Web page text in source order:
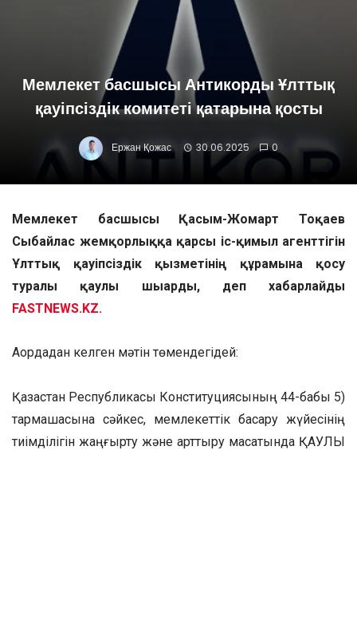
Мемлекет басшысы Антикорды Ұлттық
қауіпсіздік комитеті қатарына қосты
Ержан Қожас 30.06.2025 0
Мемлекет басшысы Қасым-Жомарт Тоқаев
Сыбайлас жемқорлыққа қарсы іс-қимыл агенттігін
Ұлттық қауіпсіздік қызметінің құрамына қосу
туралы қаулы шығарды, деп хабарлайды
FASTNEWS.KZ.
Ақордадан келген мәтін төмендегідей:
Қазақстан Республикасы Конституциясының 44-бабы 5)
тармақшасына сәйкес, мемлекеттік басқару жүйесінің
тиімділігін жаңғырту және арттыру мақсатында ҚАУЛЫ